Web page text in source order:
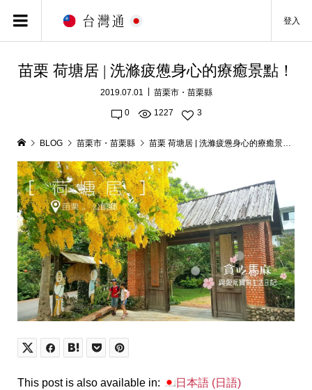
登入
苗栗 荷塘居 | 洗滌疲憊身心的療癒景點！
2019.07.01 苗栗市・苗栗縣
0 1227 3
BLOG 苗栗市・苗栗縣 苗栗 荷塘居 | 洗滌疲憊身心的療癒景點！
This post is also available in: 日本語(日語)